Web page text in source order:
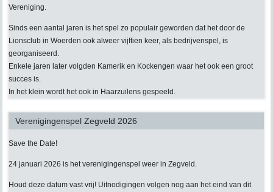
Vereniging.
Sinds een aantal jaren is het spel zo populair geworden dat het door de
Lionsclub in Woerden ook alweer vijftien keer, als bedrijvenspel, is
georganiseerd.
Enkele jaren later volgden Kamerik en Kockengen waar het ook een groot
succes is.
In het klein wordt het ook in Haarzuilens gespeeld.
Verenigingenspel Zegveld 2026
Save the Date!
24 januari 2026 is het verenigingenspel weer in Zegveld.
Houd deze datum vast vrij! Uitnodigingen volgen nog aan het eind van dit